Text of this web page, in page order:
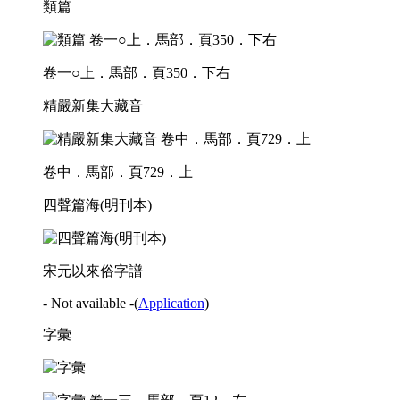
類篇
卷一○上．馬部．頁350．下右
精嚴新集大藏音
卷中．馬部．頁729．上
四聲篇海(明刊本)
宋元以來俗字譜
- Not available -(Application)
字彙